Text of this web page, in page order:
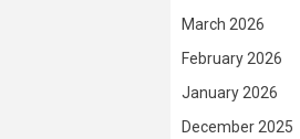
March 2026
February 2026
January 2026
December 2025